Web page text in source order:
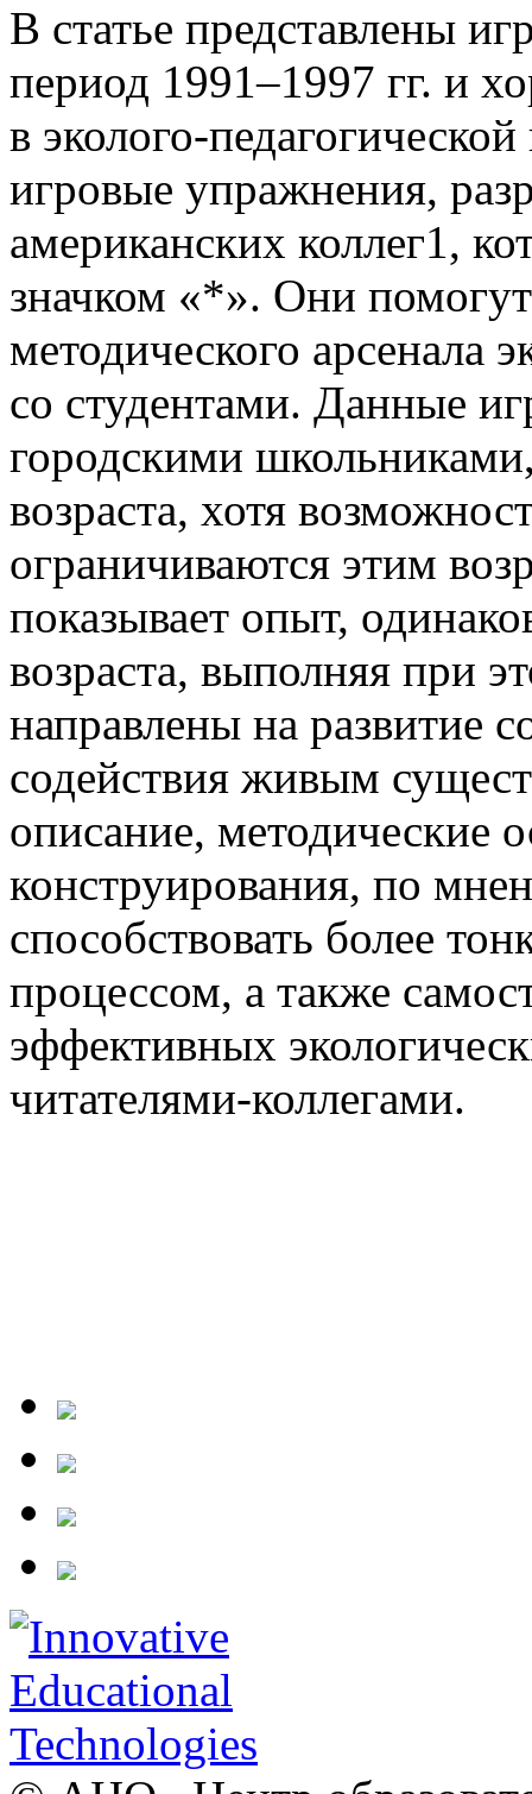
В статье представлены
период 1991–1997 гг. и
в эколого-
игровые упражнения,
американских коллег1,
значком «*». Они
методического арсенала
со студентами. Данные
городскими
возраста, хотя
ограничиваются этим
показывает опыт,
возраста, выполняя при
направлены на развитие
содействия живым
описание, методические
конструирования, по
способствовать более
процессом, а также
эффективных
читателями-коллегами.